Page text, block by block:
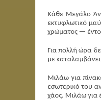
Κάθε Μεγάλο
εκτυφλωτικό
χρώματος —
Για πολλή ώρα
με
Μιλάω για
εσωτερικό του
χάος. Μιλάω για